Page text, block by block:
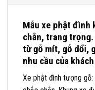
Mẫu xe phật đình
chắn, trang
từ gỗ mít, gỗ dổi,
nhu cầu của
Xe phật đình tượng